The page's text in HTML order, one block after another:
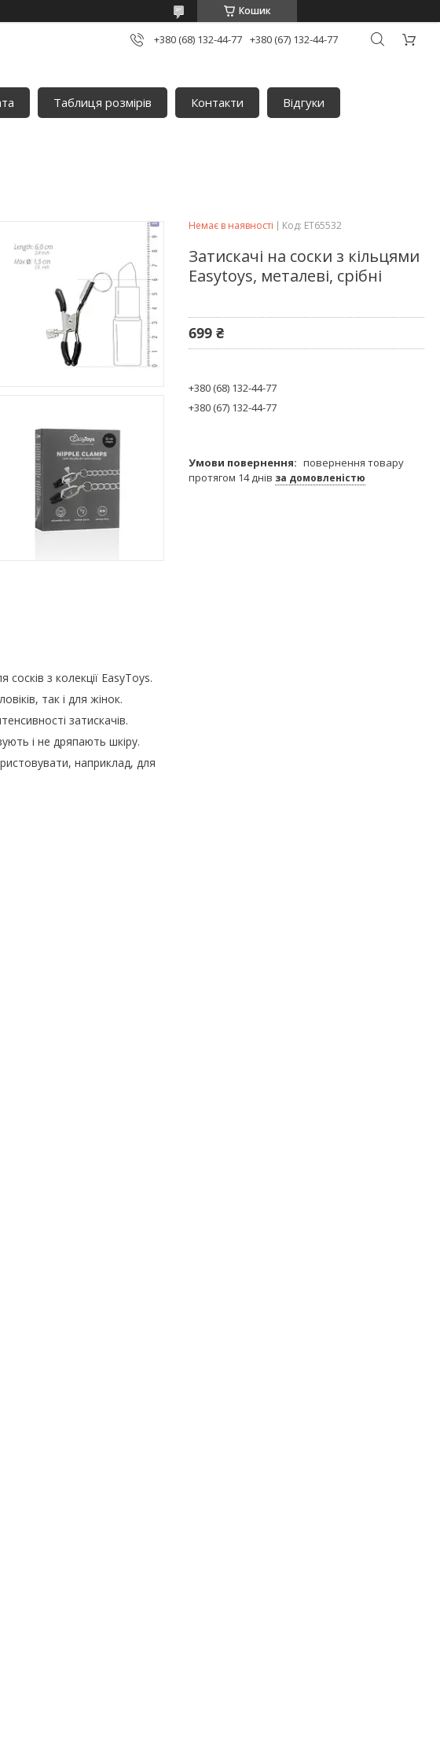
Кошик
+380 (68) 132-44-77 +380 (67) 132-44-77
Таблиця розмірів Контакти
Відгуки
з колекції EasyToys.
так і для жінок.
затискачів.
і не дряпають шкіру.
наприклад, для
Немає в наявності Код: ET65532
Затискачі на соски з кільцями
Easytoys, металеві, срібні
699 ₴
+380 (68) 132-44-77
+380 (67) 132-44-77
повернення товару
протягом 14 днів за домовленістю